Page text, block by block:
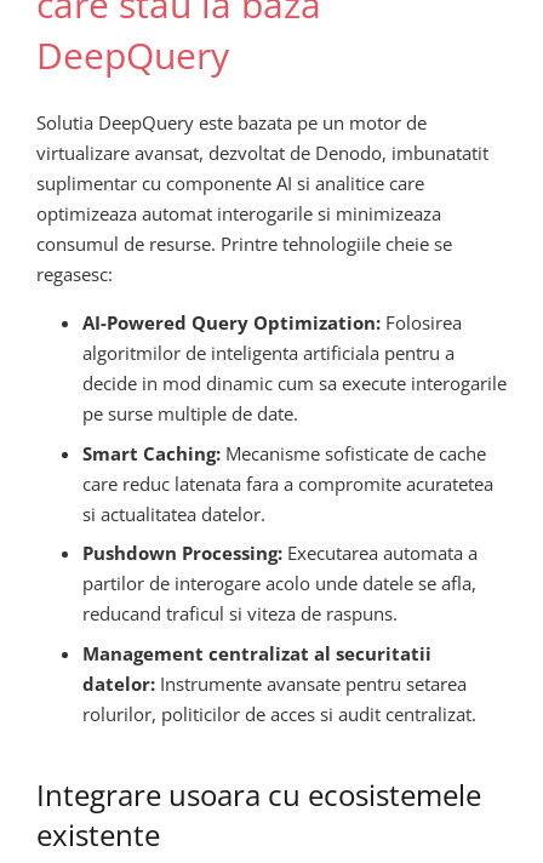
DeepQuery
Solutia DeepQuery este bazata pe un motor de
virtualizare avansat, dezvoltat de Denodo, imbunatatit
suplimentar cu componente AI si analitice care
optimizeaza automat interogarile si minimizeaza
consumul de resurse. Printre tehnologiile cheie se
regasesc:
AI-Powered Query Optimization:Folosirea
algoritmilor de inteligenta artificiala pentru a
decide in mod dinamic cum sa execute interogarile
pe surse multiple de date.
Smart Caching:Mecanisme sofisticate de cache
care reduc latenata fara a compromite acuratetea
si actualitatea datelor.
Pushdown Processing:Executarea automata a
partilor de interogare acolo unde datele se afla,
reducand traficul si viteza de raspuns.
Management centralizat al securitatii
datelor:Instrumente avansate pentru setarea
rolurilor, politicilor de acces si audit centralizat.
Integrare usoara cu ecosistemele
existente